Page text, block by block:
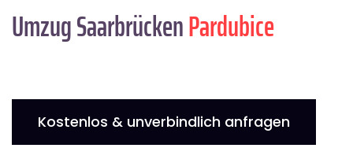
Umzug SaarbrückenPardubice
Kostenlos & unverbindlich anfragen